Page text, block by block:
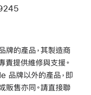
的產品，其製造商
責提供維修與支援。
品牌以外的產品，即
售亦同。請直接聯